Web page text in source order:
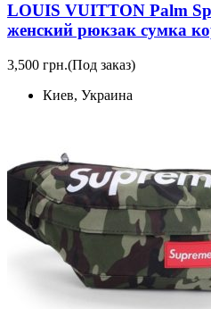
LOUIS VUITTON Palm
женский рюкзак сумка
3,500 грн.(Под заказ)
Киев, Украина